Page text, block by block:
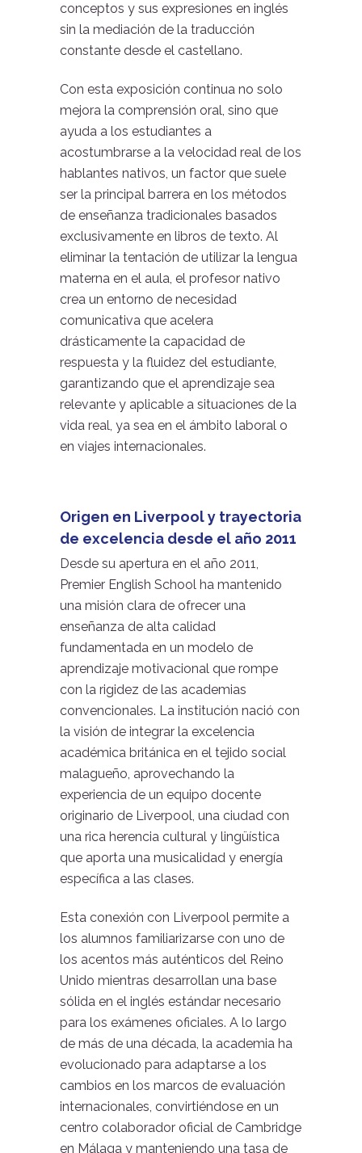
conceptos y sus expresiones en inglés
sin la mediación de la traducción
constante desde el castellano.
Con esta exposición continua no solo
mejora la comprensión oral, sino que
ayuda a los estudiantes a
acostumbrarse a la velocidad real de los
hablantes nativos, un factor que suele
ser la principal barrera en los métodos
de enseñanza tradicionales basados
exclusivamente en libros de texto. Al
eliminar la tentación de utilizar la lengua
materna en el aula, el profesor nativo
crea un entorno de necesidad
comunicativa que acelera
drásticamente la capacidad de
respuesta y la fluidez del estudiante,
garantizando que el aprendizaje sea
relevante y aplicable a situaciones de la
vida real, ya sea en el ámbito laboral o
en viajes internacionales.
Origen en Liverpool y trayectoria
de excelencia desde el año 2011
Desde su apertura en el año 2011,
Premier English School ha mantenido
una misión clara de ofrecer una
enseñanza de alta calidad
fundamentada en un modelo de
aprendizaje motivacional que rompe
con la rigidez de las academias
convencionales. La institución nació con
la visión de integrar la excelencia
académica británica en el tejido social
malagueño, aprovechando la
experiencia de un equipo docente
originario de Liverpool, una ciudad con
una rica herencia cultural y lingüística
que aporta una musicalidad y energía
específica a las clases.
Esta conexión con Liverpool permite a
los alumnos familiarizarse con uno de
los acentos más auténticos del Reino
Unido mientras desarrollan una base
sólida en el inglés estándar necesario
para los exámenes oficiales. A lo largo
de más de una década, la academia ha
evolucionado para adaptarse a los
cambios en los marcos de evaluación
internacionales, convirtiéndose en un
centro colaborador oficial de Cambridge
en Málaga y manteniendo una tasa de